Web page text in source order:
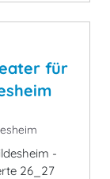
für
-
26_27